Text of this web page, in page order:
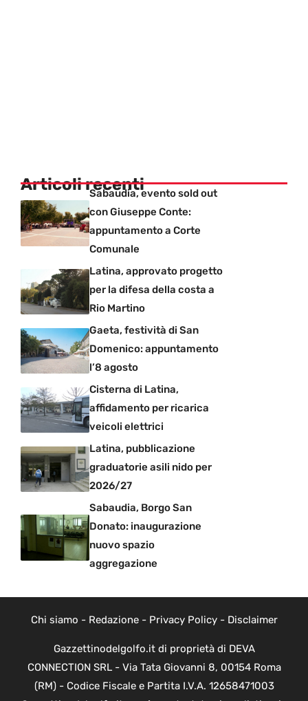
Articoli recentiSabaudia, evento sold out
con Giuseppe Conte:
appuntamento a Corte
Comunale
Latina, approvato progetto
per la difesa della costa a
Rio Martino
Gaeta, festività di San
Domenico: appuntamento
l’8 agosto
Cisterna di Latina,
affidamento per ricarica
veicoli elettrici
Latina, pubblicazione
graduatorie asili nido per
2026/27
Sabaudia, Borgo San
Donato: inaugurazione
nuovo spazio
aggregazione
Chi siamo - Redazione- Privacy Policy- Disclaimer
Gazzettinodelgolfo.it di proprietà di DEVA
CONNECTION SRL - Via Tata Giovanni 8, 00154 Roma
(RM) - Codice Fiscale e Partita I.V.A. 12658471003